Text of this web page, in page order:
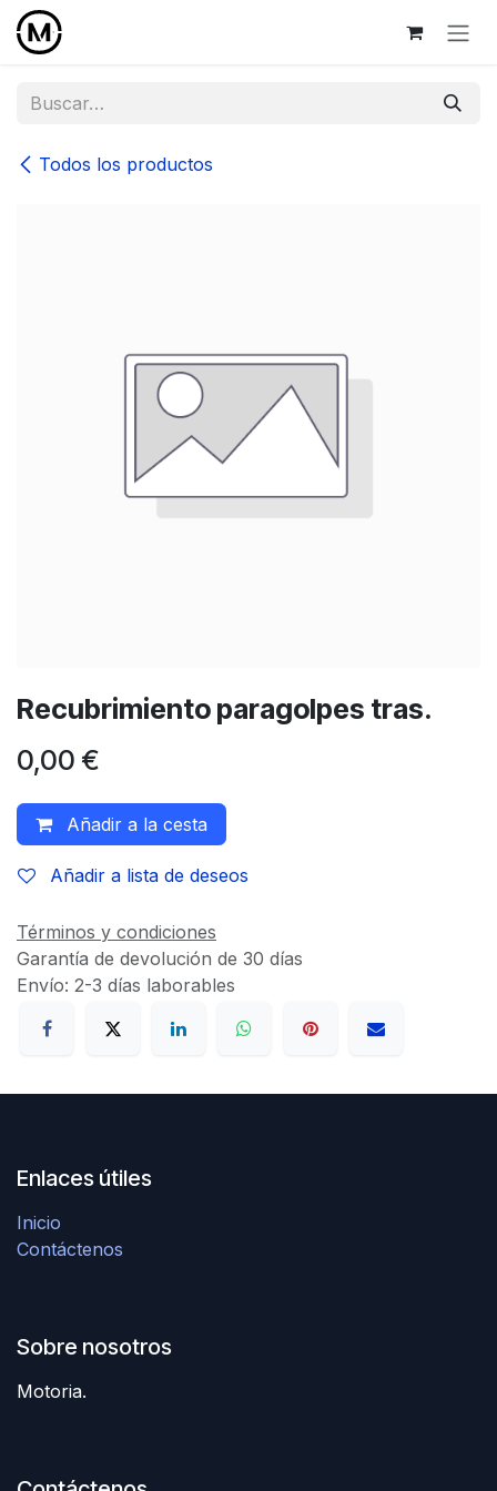
Ir al contenido
Todos los productos
Recubrimiento paragolpes tras.
0,00 €
Añadir a la cesta
Añadir a lista de deseos
Términos y condiciones
Garantía de devolución de 30 días
Envío: 2-3 días laborables
Enlaces útiles
Inicio
Contáctenos
Sobre nosotros
Motoria.